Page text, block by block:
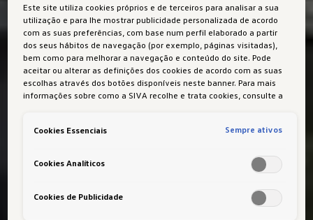
Este site utiliza cookies próprios e de terceiros para analisar a sua
utilização e para lhe mostrar publicidade personalizada de acordo
com as suas preferências, com base num perfil elaborado a partir
dos seus hábitos de navegação (por exemplo, páginas visitadas),
bem como para melhorar a navegação e conteúdo do site. Pode
aceitar ou alterar as definições dos cookies de acordo com as suas
escolhas através dos botões disponíveis neste banner. Para mais
informações sobre como a SIVA recolhe e trata cookies, consulte a
Cookies Essenciais Sempre ativos
Cookies Analíticos
Cookies de Publicidade